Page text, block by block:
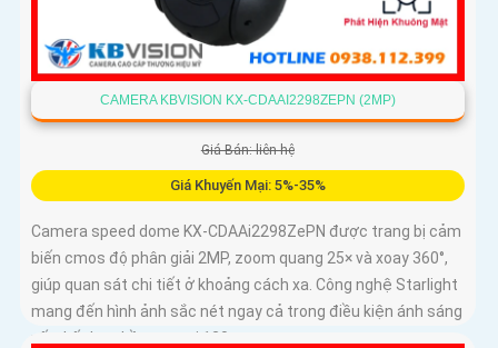
CAMERA KBVISION KX-CDAAI2298ZEPN (2MP)
Giá Bán: liên hệ
Giá Khuyến Mại: 5%-35%
Camera speed dome KX-CDAAi2298ZePN được trang bị cảm
biến cmos độ phân giải 2MP, zoom quang 25× và xoay 360°,
giúp quan sát chi tiết ở khoảng cách xa. Công nghệ Starlight
mang đến hình ảnh sắc nét ngay cả trong điều kiện ánh sáng
yếu, kết hợp hồng ngoại 120m